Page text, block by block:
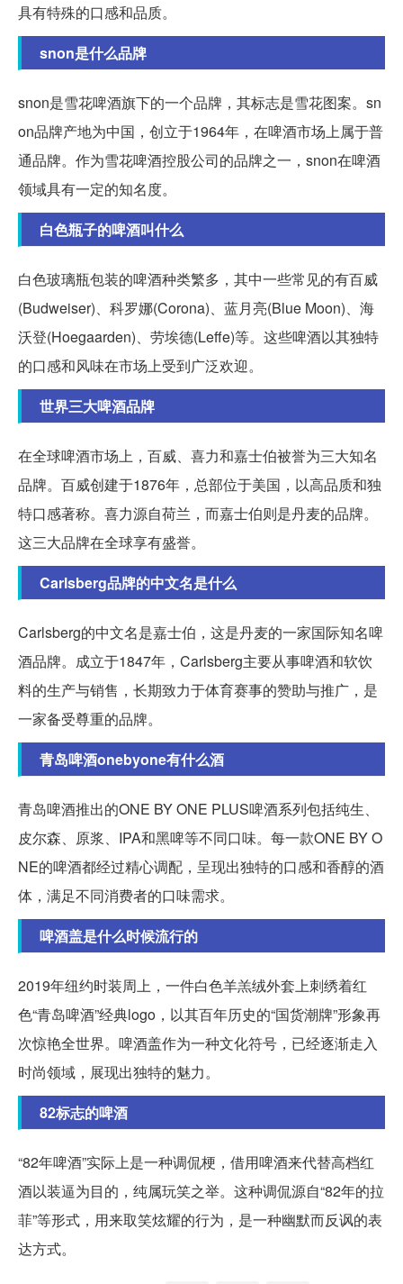
具有特殊的口感和品质。
snon是什么品牌
snon是雪花啤酒旗下的一个品牌，其标志是雪花图案。sn
on品牌产地为中国，创立于1964年，在啤酒市场上属于普
通品牌。作为雪花啤酒控股公司的品牌之一，snon在啤酒
领域具有一定的知名度。
白色瓶子的啤酒叫什么
白色玻璃瓶包装的啤酒种类繁多，其中一些常见的有百威
(Budweiser)、科罗娜(Corona)、蓝月亮(Blue Moon)、海
沃登(Hoegaarden)、劳埃德(Leffe)等。这些啤酒以其独特
的口感和风味在市场上受到广泛欢迎。
世界三大啤酒品牌
在全球啤酒市场上，百威、喜力和嘉士伯被誉为三大知名
品牌。百威创建于1876年，总部位于美国，以高品质和独
特口感著称。喜力源自荷兰，而嘉士伯则是丹麦的品牌。
这三大品牌在全球享有盛誉。
Carlsberg品牌的中文名是什么
Carlsberg的中文名是嘉士伯，这是丹麦的一家国际知名啤
酒品牌。成立于1847年，Carlsberg主要从事啤酒和软饮
料的生产与销售，长期致力于体育赛事的赞助与推广，是
一家备受尊重的品牌。
青岛啤酒onebyone有什么酒
青岛啤酒推出的ONE BY ONE PLUS啤酒系列包括纯生、
皮尔森、原浆、IPA和黑啤等不同口味。每一款ONE BY O
NE的啤酒都经过精心调配，呈现出独特的口感和香醇的酒
体，满足不同消费者的口味需求。
啤酒盖是什么时候流行的
2019年纽约时装周上，一件白色羊羔绒外套上刺绣着红
色“青岛啤酒”经典logo，以其百年历史的“国货潮牌”形象再
次惊艳全世界。啤酒盖作为一种文化符号，已经逐渐走入
时尚领域，展现出独特的魅力。
82标志的啤酒
“82年啤酒”实际上是一种调侃梗，借用啤酒来代替高档红
酒以装逼为目的，纯属玩笑之举。这种调侃源自“82年的拉
菲”等形式，用来取笑炫耀的行为，是一种幽默而反讽的表
达方式。